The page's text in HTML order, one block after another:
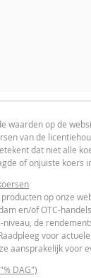
projections,
waarden op de
van de
dat niet alle
of onjuiste koers
op onze
en/of OTC-
de
voor
aansprakelijk
DAG")